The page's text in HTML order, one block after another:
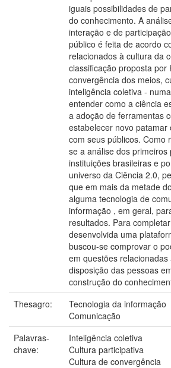
iguais possibilidades de
do conhecimento. A
interação e de
público é feita de acordo
relacionados à cultura da
classificação proposta por
convergência dos meios,
inteligência coletiva -
entender como a ciência
a adoção de ferramentas
estabelecer novo patamar
com seus públicos. Como
se a análise dos primeiros
instituições brasileiras e
universo da Ciência 2.0,
que em mais da metade
alguma tecnologia de
informação , em geral,
resultados. Para
desenvolvida uma
buscou-se comprovar o
em questões relacionadas
disposição das pessoas
construção do
Thesagro:
Tecnologia da informação
Comunicação
Palavras-
chave:
Inteligência coletiva
Cultura participativa
Cultura de convergência